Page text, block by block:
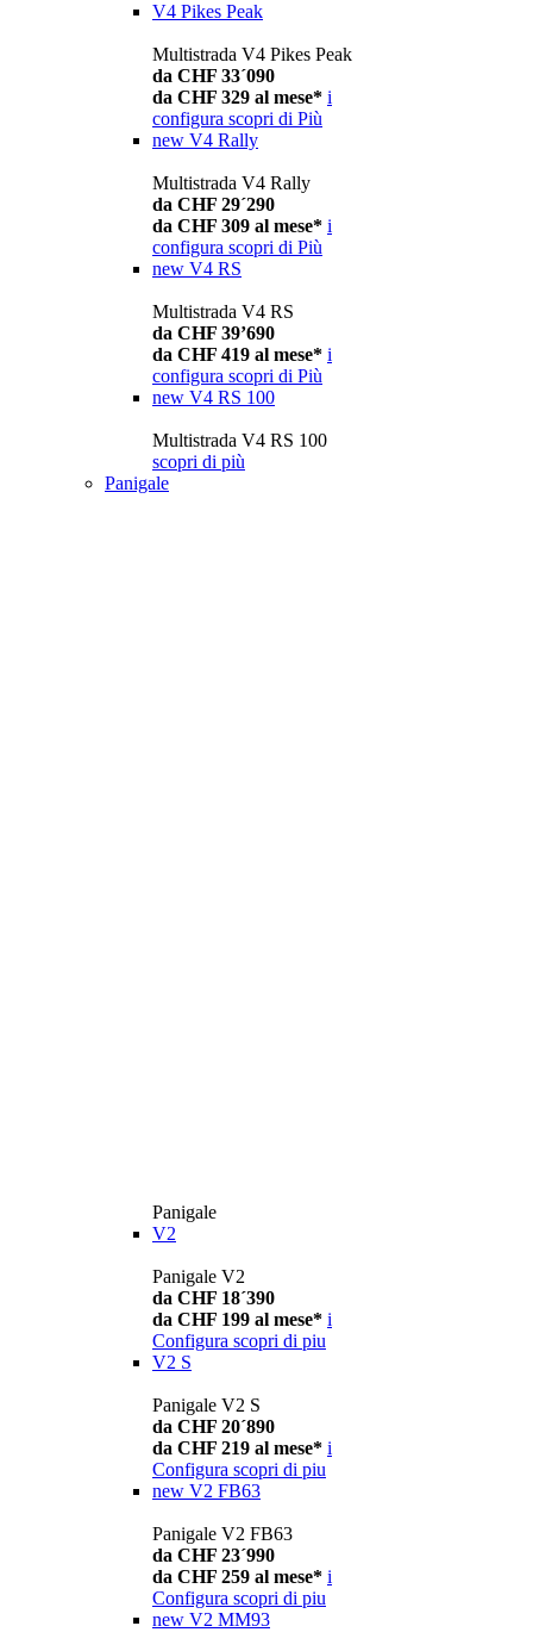
V4 Pikes Peak
Multistrada V4 Pikes Peak
da CHF 33´090
da CHF 329 al mese* i
configura scopri di Più
new V4 Rally
Multistrada V4 Rally
da CHF 29´290
da CHF 309 al mese* i
configura scopri di Più
new V4 RS
Multistrada V4 RS
da CHF 39’690
da CHF 419 al mese* i
configura scopri di Più
new V4 RS 100
Multistrada V4 RS 100
scopri di più
Panigale
Panigale
V2
Panigale V2
da CHF 18´390
da CHF 199 al mese* i
Configura scopri di piu
V2 S
Panigale V2 S
da CHF 20´890
da CHF 219 al mese* i
Configura scopri di piu
new V2 FB63
Panigale V2 FB63
da CHF 23´990
da CHF 259 al mese* i
Configura scopri di piu
new V2 MM93